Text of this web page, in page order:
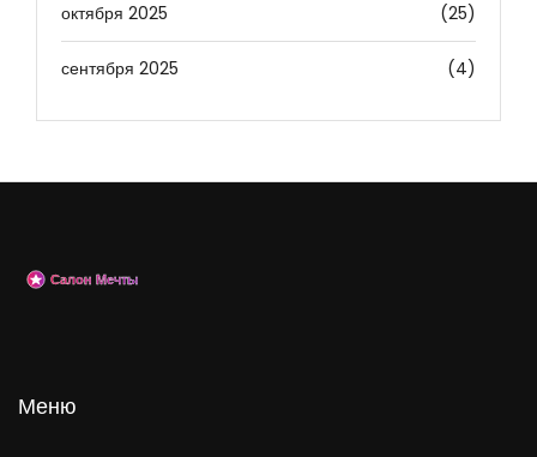
октября 2025 (25)
сентября 2025 (4)
Меню